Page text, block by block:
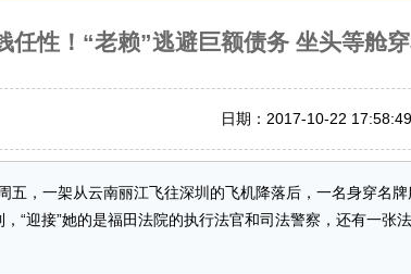
任性！“老赖”逃避巨额债务 坐头等舱
日期：2017-10-22 17:58:49
周五，一架从云南丽江飞往深圳的飞机降落后，一名身穿名
，“迎接”她的是福田法院的执行法官和司法警察，还有一张